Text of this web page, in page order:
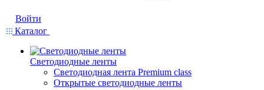
Войти
Каталог
Светодиодные ленты
Светодиодная лента Premium class
Открытые светодиодные ленты